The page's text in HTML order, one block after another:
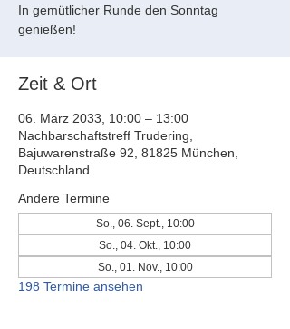
In gemütlicher Runde den Sonntag
genießen!
Zeit & Ort
06. März 2033, 10:00 – 13:00
Nachbarschaftstreff Trudering,
Bajuwarenstraße 92, 81825 München,
Deutschland
Andere Termine
So., 06. Sept., 10:00
So., 04. Okt., 10:00
So., 01. Nov., 10:00
198 Termine ansehen